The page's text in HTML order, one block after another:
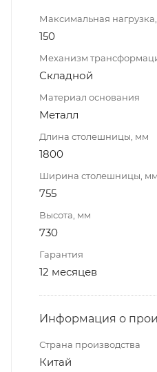
Максимальная нагрузка,
150
Механизм
Складной
Материал основания
Металл
Длина столешницы, мм
1800
Ширина столешницы, мм
755
Высота, мм
730
Гарантия
12 месяцев
Информация о
Страна производства
Китай